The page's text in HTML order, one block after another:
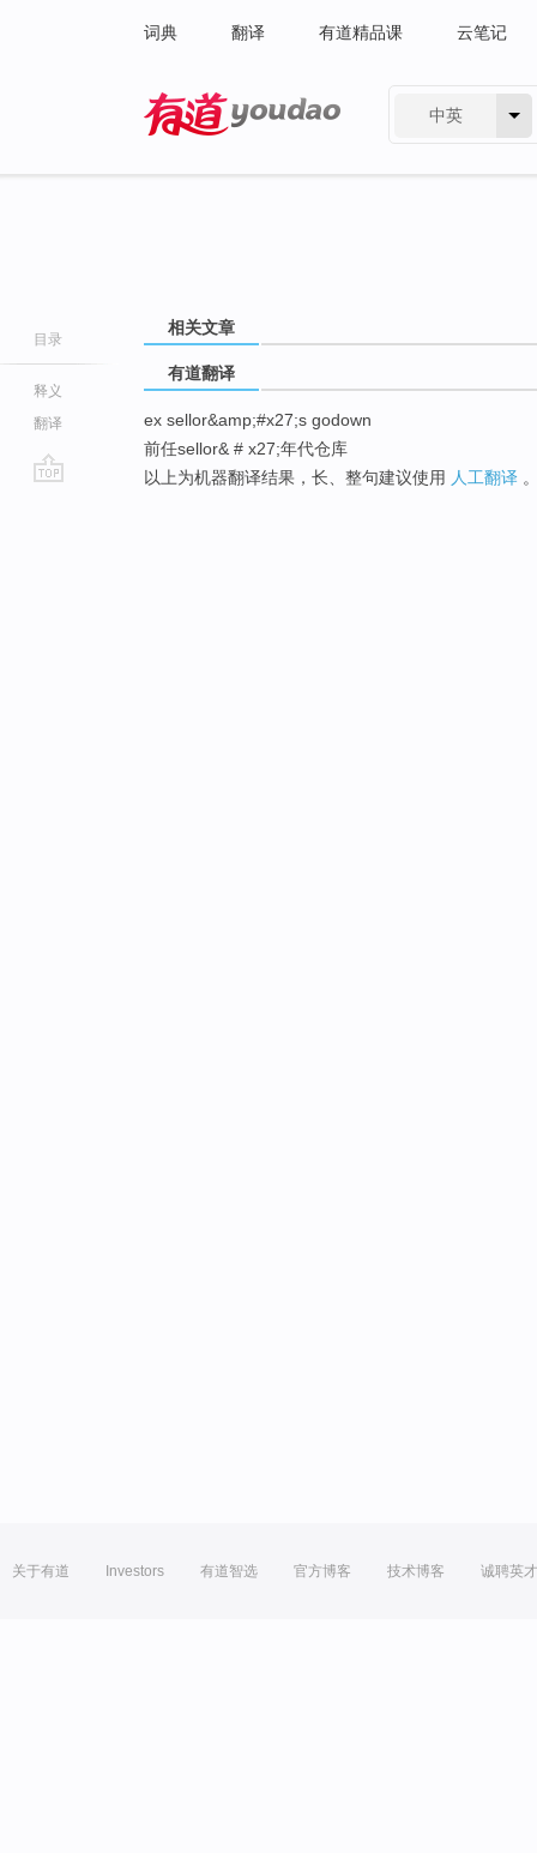
词典 翻译 有道精品课 云笔记
中英
目录
释义
翻译
相关文章
有道翻译
ex sellor&amp;#x27;s godown
前任sellor& # x27;年代仓库
以上为机器翻译结果，长、整句建议使用 人工翻译
关于有道 Investors 有道智选 官方博客 技术博客 诚聘英才